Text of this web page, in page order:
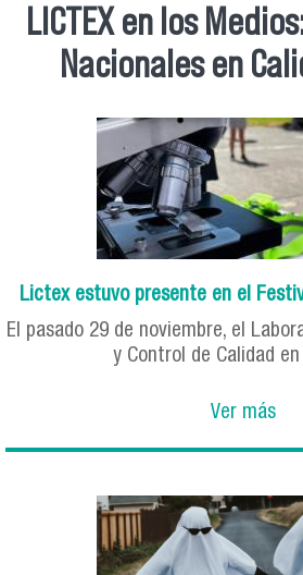
LICTEX en los
Nacionales en
Lictex estuvo presente en el
El pasado 29 de noviembre, el
y Control de Calidad en
Ver más